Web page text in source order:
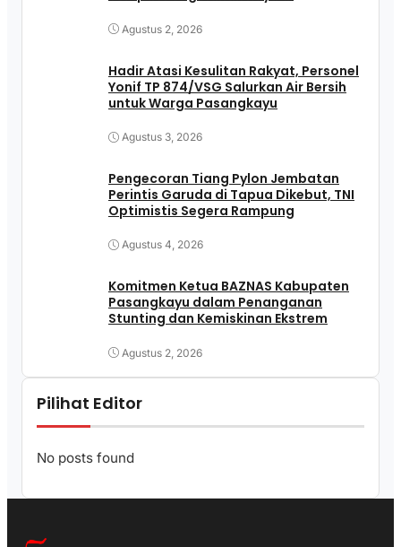
Agustus 2, 2026
Hadir Atasi Kesulitan Rakyat, Personel
Yonif TP 874/VSG Salurkan Air Bersih
untuk Warga Pasangkayu
Agustus 3, 2026
Pengecoran Tiang Pylon Jembatan
Perintis Garuda di Tapua Dikebut, TNI
Optimistis Segera Rampung
Agustus 4, 2026
Komitmen Ketua BAZNAS Kabupaten
Pasangkayu dalam Penanganan
Stunting dan Kemiskinan Ekstrem
Agustus 2, 2026
Pilihat Editor
No posts found